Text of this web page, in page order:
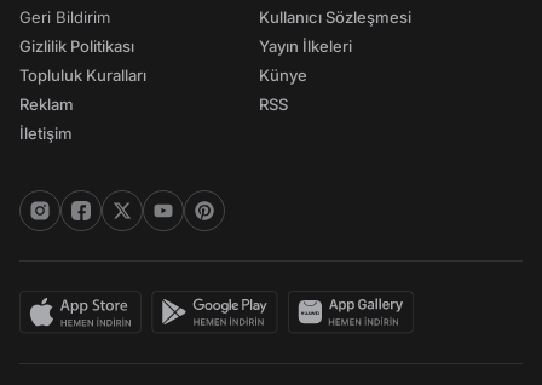
Geri Bildirim
Gizlilik Politikası
Topluluk Kuralları
Reklam
İletişim
Kullanıcı Sözleşmesi
Yayın İlkeleri
Künye
RSS